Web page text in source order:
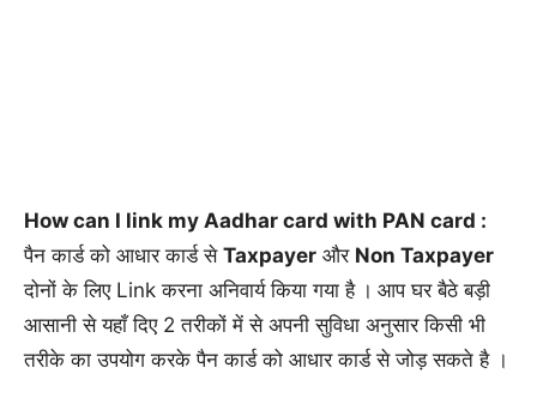
How can I link my Aadhar card with PAN card :
पैन कार्ड को आधार कार्ड से Taxpayer और Non Taxpayer
दोनों के लिए Link करना अनिवार्य किया गया है । आप घर बैठे बड़ी
आसानी से यहाँ दिए 2 तरीकों में से अपनी सुविधा अनुसार किसी भी
तरीके का उपयोग करके पैन कार्ड को आधार कार्ड से जोड़ सकते है ।